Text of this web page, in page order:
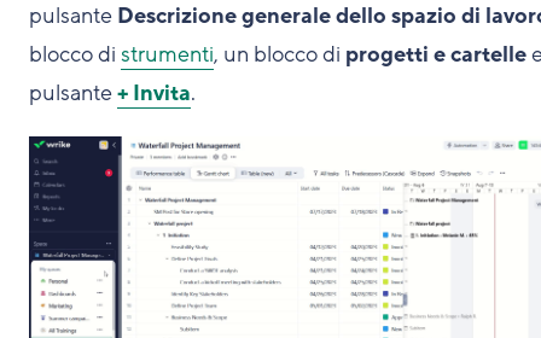
pulsante Descrizione generale dello spazio di
blocco di strumenti, un blocco di progetti e cartelle
pulsante+ Invita.